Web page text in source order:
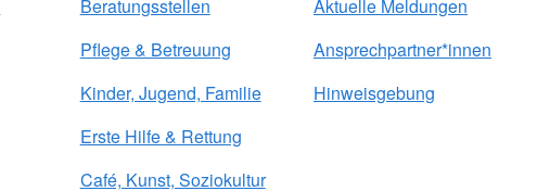
Beratungsstellen
Pflege & Betreuung
Kinder, Jugend, Familie
Erste Hilfe & Rettung
Café, Kunst, Soziokultur
Aktuelle Meldungen
Ansprechpartner*innen
Hinweisgebung